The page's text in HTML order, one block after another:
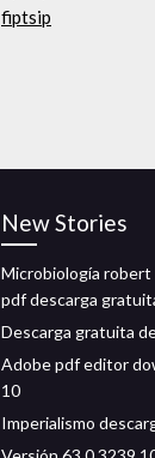
fiptsip
New Stories
Microbiología robert
pdf descarga
Descarga gratuita
Adobe pdf editor
10
Imperialismo